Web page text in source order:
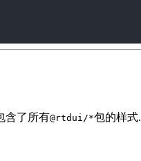
含了所有@rtdui/*包的样式.